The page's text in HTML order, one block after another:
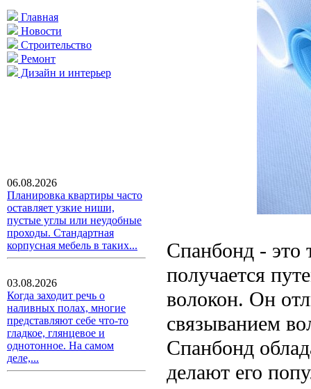
Главная
Новости
Строительство
Ремонт
Дизайн и интерьер
06.08.2026
Планировка квартиры часто
оставляет узкие ниши,
пустые углы или неудобные
проходы. Стандартная
корпусная мебель в таких...
03.08.2026
Когда заходит речь о
наливных полах, многие
представляют себе что-то
гладкое, глянцевое и
однотонное. На самом
деле,...
Спанбонд - это
получается
волокон. Он
связыванием
Спанбонд
делают его